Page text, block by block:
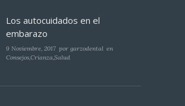
Los autocuidados en el
embarazo
9 Noviembre, 2017 porgarzodental en
Consejos,Crianza,Salud